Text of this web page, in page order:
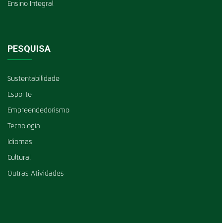
Ensino Integral
PESQUISA
Sustentabilidade
Esporte
Empreendedorismo
Tecnologia
Idiomas
Cultural
Outras Atividades